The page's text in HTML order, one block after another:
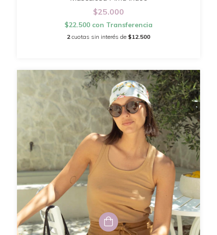
$25.000
$22.500 con Transferencia
2 cuotas sin interés de $12.500